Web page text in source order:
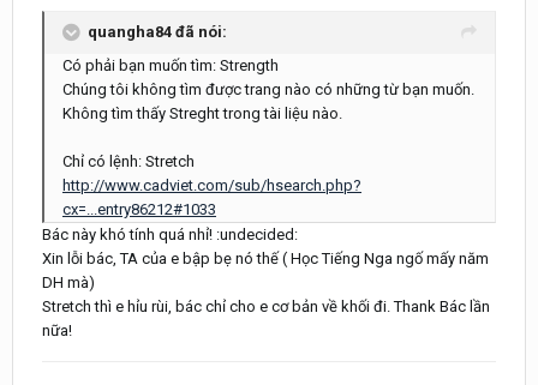
quangha84 đã nói:
Có phải bạn muốn tìm: Strength
Chúng tôi không tìm được trang nào có những từ bạn muốn.
Không tìm thấy Streght trong tài liệu nào.
Chỉ có lệnh: Stretch
http://www.cadviet.com/sub/hsearch.php?
cx=...entry86212#1033
Bác này khó tính quá nhỉ! :undecided:
Xin lỗi bác, TA của e bập bẹ nó thế ( Học Tiếng Nga ngố mấy năm
DH mà)
Stretch thì e hỉu rùi, bác chỉ cho e cơ bản về khối đi. Thank Bác lần
nữa!